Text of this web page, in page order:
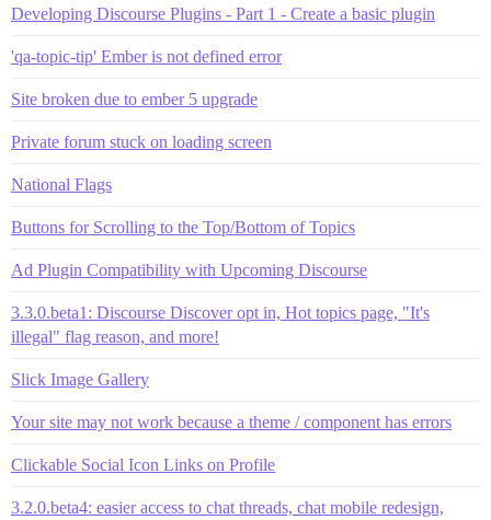
Developing Discourse Plugins - Part 1 - Create a basic plugin
'qa-topic-tip' Ember is not defined error
Site broken due to ember 5 upgrade
Private forum stuck on loading screen
National Flags
Buttons for Scrolling to the Top/Bottom of Topics
Ad Plugin Compatibility with Upcoming Discourse
3.3.0.beta1: Discourse Discover opt in, Hot topics page, "It's
illegal" flag reason, and more!
Slick Image Gallery
Your site may not work because a theme / component has errors
Clickable Social Icon Links on Profile
3.2.0.beta4: easier access to chat threads, chat mobile redesign,